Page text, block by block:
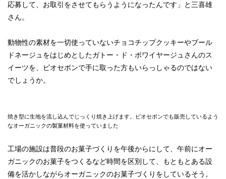
応募して、お取引をさせてもらうようになったんです」と三喜雄
さん。
動物性の素材を一切使っていないチョコチップクッキーやブール
ドネージュをはじめとしたガトー・ド・ボワイヤージュさんのス
イーツを、ビオセボンで手に取った方もいらっしゃるのではない
でしょうか。
焼き型に生地を流し込んでじっくり焼き上げます。ビオセボンでも販売しているよう
なオーガニックの製菓材料を使っていました
工場の施設は普段のお菓子づくりを午後からにして、午前にオー
ガニックのお菓子をつくるなど時間を区別して、もともとある設
備を活かしながらオーガニックのお菓子づくりをしているそう。